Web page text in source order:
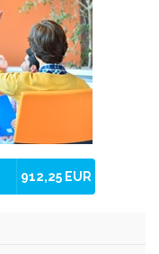
912,25 EUR